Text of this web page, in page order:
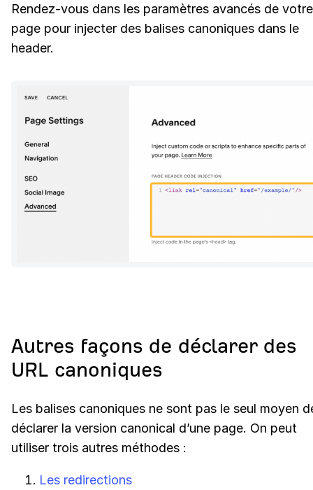
Rendez-vous dans les paramètres avancés de votre
page pour injecter des balises canoniques dans le
header.
Autres façons de déclarer des
URL canoniques
Les balises canoniques ne sont pas le seul moyen
déclarer la version canonical d’une page. On peut
utiliser trois autres méthodes :
Les redirections